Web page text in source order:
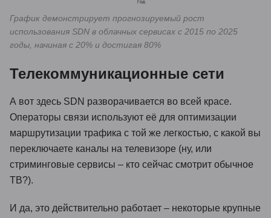
График демонстрирует прогнозируемый рост
использования SDN в облачных сервисах с 2015 по 2025
годы, начиная с 20% и достигая 80%
Телекоммуникационные сети
А вот здесь SDN разворачивается во всей красе.
Операторы связи используют её для оптимизации
маршрутизации трафика с той же легкостью, с какой вы
переключаете каналы на телевизоре (ну, или
стриминговые сервисы – кто сейчас смотрит обычное
ТВ?).
И да, это действительно работает – некоторые крупные